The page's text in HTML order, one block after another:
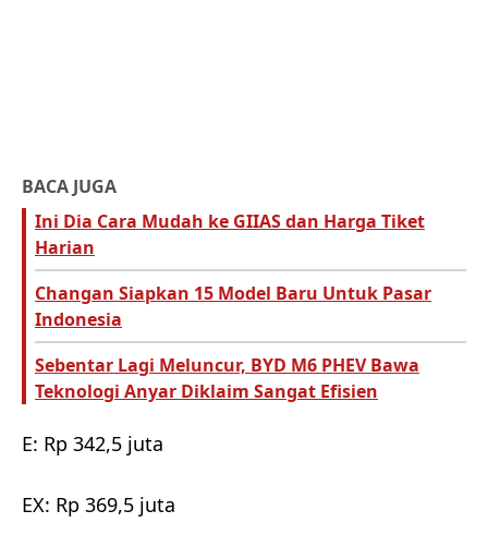
BACA JUGA
Ini Dia Cara Mudah ke GIIAS dan Harga Tiket
Harian
Changan Siapkan 15 Model Baru Untuk Pasar
Indonesia
Sebentar Lagi Meluncur, BYD M6 PHEV Bawa
Teknologi Anyar Diklaim Sangat Efisien
E: Rp 342,5 juta
EX: Rp 369,5 juta